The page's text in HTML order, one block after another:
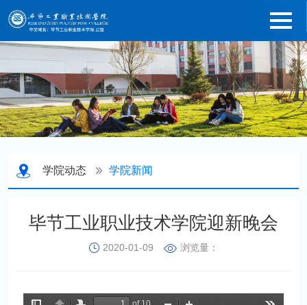
学院动态 学院新闻
毕节工业职业技术学院迎新晚会
2020-01-09 浏览量：